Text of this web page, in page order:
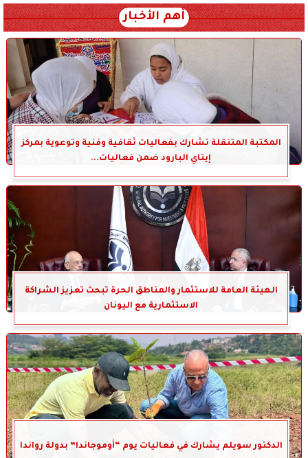
أهم الأخبار
المكتبة المتنقلة تشارك بفعاليات ثقافية وفنية وتوعوية بمركز
إيتاي البارود ضمن فعاليات...
الهيئة العامة للاستثمار والمناطق الحرة تبحث تعزيز الشراكة
الاستثمارية مع اليونان
الدكتور سويلم يشارك في فعاليات يوم “أوموجاندا” بدولة رواندا